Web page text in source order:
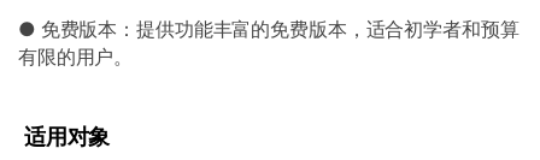
● 免费版本：提供功能丰富的免费版本，适合初学者和预算
有限的用户。
适用对象